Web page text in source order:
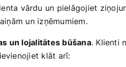
vārdu un pielāgojiet
un ⁢izņēmumiem.
un lojalitātes būšana. Klienti
klāt arī: